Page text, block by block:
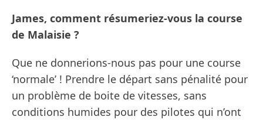
James, comment résumeriez-vous la course
de Malaisie ?
Que ne donnerions-nous pas pour une course
‘normale’ ! Prendre le départ sans pénalité pour
un problème de boite de vitesses, sans
conditions humides pour des pilotes qui n’ont